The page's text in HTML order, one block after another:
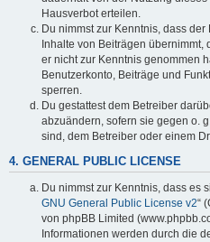
Hausverbot erteilen.
Du nimmst zur Kenntnis, dass
Inhalte von Beiträgen übernimmt,
er nicht zur Kenntnis genommen
Benutzerkonto, Beiträge und
sperren.
Du gestattest dem Betreiber
abzuändern, sofern sie gegen o.
sind, dem Betreiber oder einem
4. GENERAL PUBLIC LICENSE
Du nimmst zur Kenntnis, dass es
GNU General Public License v2“
von phpBB Limited
Informationen werden durch die